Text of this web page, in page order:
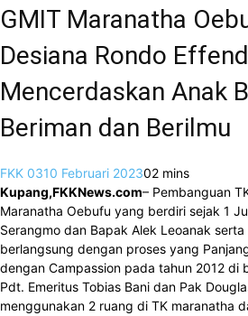
GMIT Maranatha
Desiana Rondo
Mencerdaskan Anak
Beriman dan Berilmu
FKK 0310 Februari 202302 mins
Kupang,FKKNews.com– Pembanguan
Maranatha Oebufu yang berdiri sejak 1
Serangmo dan Bapak Alek Leoanak
berlangsung dengan proses yang
dengan Campassion pada tahun 2012 di
Pdt. Emeritus Tobias Bani dan Pak
menggunakan 2 ruang di TK maranatha